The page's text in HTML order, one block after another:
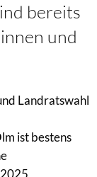
bereits
und
Landratswahl
ist bestens